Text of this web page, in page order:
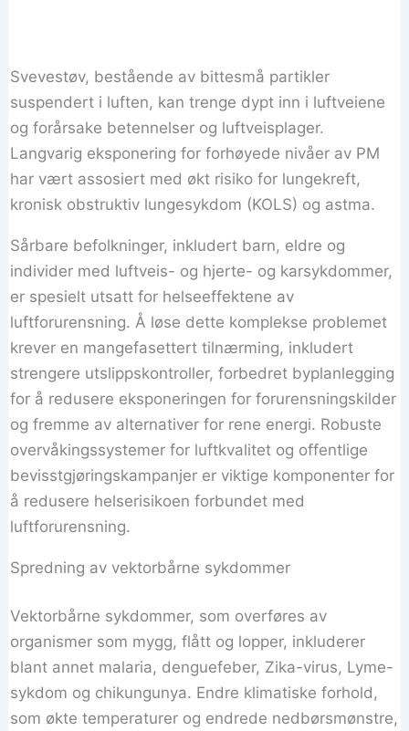
Svevestøv, bestående av bittesmå partikler
suspendert i luften, kan trenge dypt inn i luftveiene
og forårsake betennelser og luftveisplager.
Langvarig eksponering for forhøyede nivåer av PM
har vært assosiert med økt risiko for lungekreft,
kronisk obstruktiv lungesykdom (KOLS) og astma.
Sårbare befolkninger, inkludert barn, eldre og
individer med luftveis- og hjerte- og karsykdommer,
er spesielt utsatt for helseeffektene av
luftforurensning. Å løse dette komplekse problemet
krever en mangefasettert tilnærming, inkludert
strengere utslippskontroller, forbedret byplanlegging
for å redusere eksponeringen for forurensningskilder
og fremme av alternativer for rene energi. Robuste
overvåkingssystemer for luftkvalitet og offentlige
bevisstgjøringskampanjer er viktige komponenter for
å redusere helserisikoen forbundet med
luftforurensning.
Spredning av vektorbårne sykdommer
Vektorbårne sykdommer, som overføres av
organismer som mygg, flått og lopper, inkluderer
blant annet malaria, denguefeber, Zika-virus, Lyme-
sykdom og chikungunya. Endre klimatiske forhold,
som økte temperaturer og endrede nedbørsmønstre,